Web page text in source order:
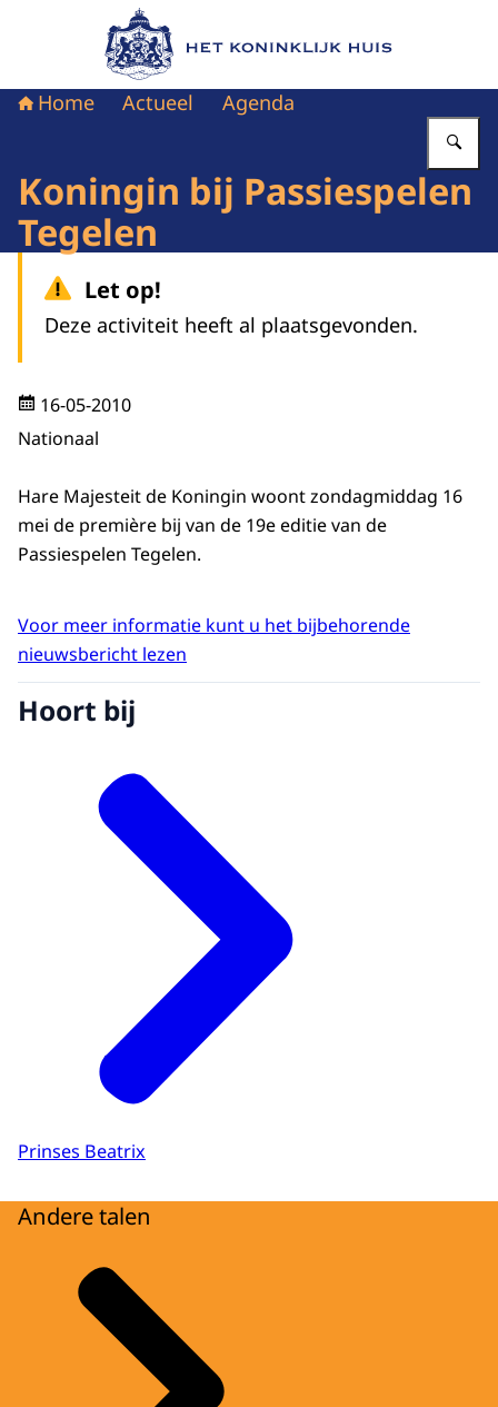
Naar de homepage van Het Koninklijk Huis
Home Actueel Agenda
Koningin bij Passiespelen
Tegelen
Let op!
Deze activiteit heeft al plaatsgevonden.
16-05-2010
Nationaal
Hare Majesteit de Koningin woont zondagmiddag 16
mei de première bij van de 19e editie van de
Passiespelen Tegelen.
Voor meer informatie kunt u het bijbehorende
nieuwsbericht lezen
Hoort bij
Prinses Beatrix
Andere talen